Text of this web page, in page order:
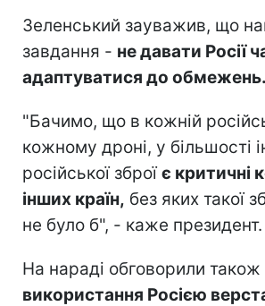
Зеленський зауважив, що
завдання - не давати Росії
адаптуватися до обмежень.
"Бачимо, що в кожній
кожному дроні, у більшості
російської зброїє критичні
інших країн, без яких такої
не було б", - каже президент.
На нараді обговорили також
використання Росією